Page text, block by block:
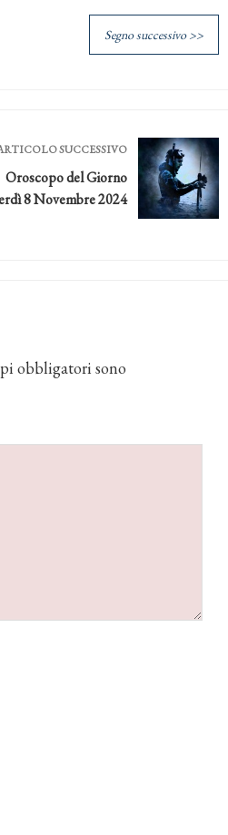
Segno successivo >>
SUCCESSIVO
Oroscopo del Giorno
8 Novembre 2024
obbligatori sono